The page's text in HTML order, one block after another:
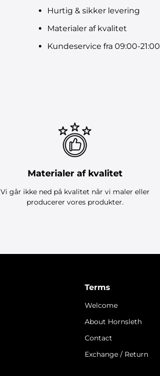
Hurtig & sikker levering
Materialer af kvalitet
Kundeservice fra 09:00-21:00
Materialer af kvalitet
Vi går ikke ned på kvalitet når vi maler eller
producerer vores produkter.
Terms
Welcome
About Hornsleth
Contact
Exchange / Return